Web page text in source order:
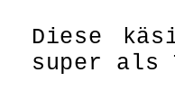
Diese
super als